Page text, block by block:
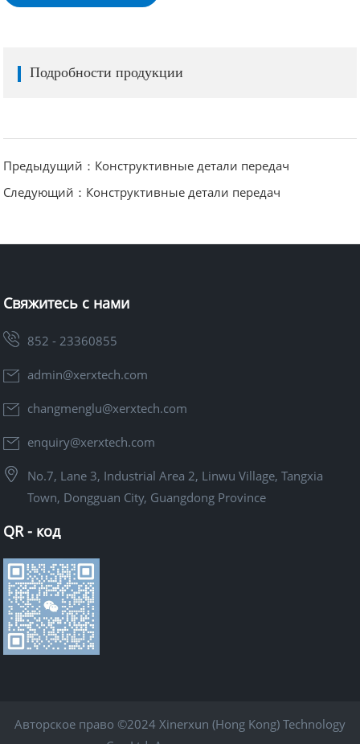
Подробности продукции
Предыдущий：Конструктивные детали передач
Следующий：Конструктивные детали передач
Свяжитесь с нами
852 - 23360855
admin@xerxtech.com
changmenglu@xerxtech.com
enquiry@xerxtech.com
No.7, Lane 3, Industrial Area 2, Linwu Village, Tangxia
Town, Dongguan City, Guangdong Province
QR - код
Авторское право ©2024 Xinerxun (Hong Kong) Technology